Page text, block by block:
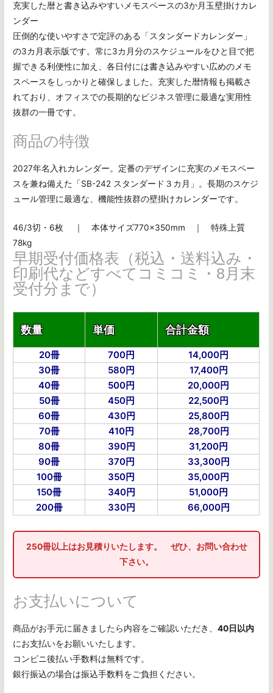
充実した暦と書き込みやすいメモスペースの3か月玉壁掛けカレ
ンダー
圧倒的な使いやすさで定評のある「スタンダードカレンダー」
の3カ月表示版です。常に3カ月分のスケジュールをひと目で把
握できる利便性に加え、各日付には書き込みやすい広めのメモ
スペースをしっかりと確保しました。充実した暦情報も掲載さ
れており、オフィスでの長期的なビジネス管理に最適な実用性
抜群の一冊です。
商品の特徴
2027年名入れカレンダー。定番のデザインに充実のメモスペー
スを兼ね備えた「SB-242 スタンダード３カ月」。長期のスケジ
ュール管理に最適な、機能性抜群の壁掛けカレンダーです。
46/3切・6枚 ｜ 本体サイズ770×350mm ｜ 特殊上質
78kg
早期受付価格表（税込・送料込み・
印刷代などすべてコミコミ・8月末
受付分まで）
数量 単価 合計金額
20冊 700円
14,000円
30冊
580円
17,400円
40冊
500円
20,000円
50冊
450円
22,500円
60冊
430円
25,800円
70冊
410円
28,700円
80冊
390円
31,200円
90冊
370円
33,300円
100冊
350円
35,000円
150冊
340円
51,000円
200冊
330円 66,000円
250冊以上はお見積りいたします。 ぜひ、お問い合わせ
下さい。
お支払いについて
商品がお手元に届きましたら内容をご確認いただき、40日以内
にお支払いをお願いいたします。
コンビニ後払い手数料は無料です。
銀行振込の場合は振込手数料をご負担ください。